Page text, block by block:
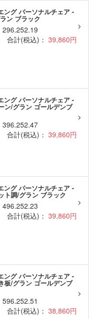
ング パーソナルチェア -
ン ブラック
296.252.19
合計(税込)： 39,860円
ング パーソナルチェア -
ン/グラン ゴールデンブ
396.252.47
合計(税込)： 39,860円
ング パーソナルチェア -
ト調/グラン ブラック
496.252.23
合計(税込)： 39,860円
ング パーソナルチェア -
板/グラン ゴールデンブ
合計(税込)： 38,860円